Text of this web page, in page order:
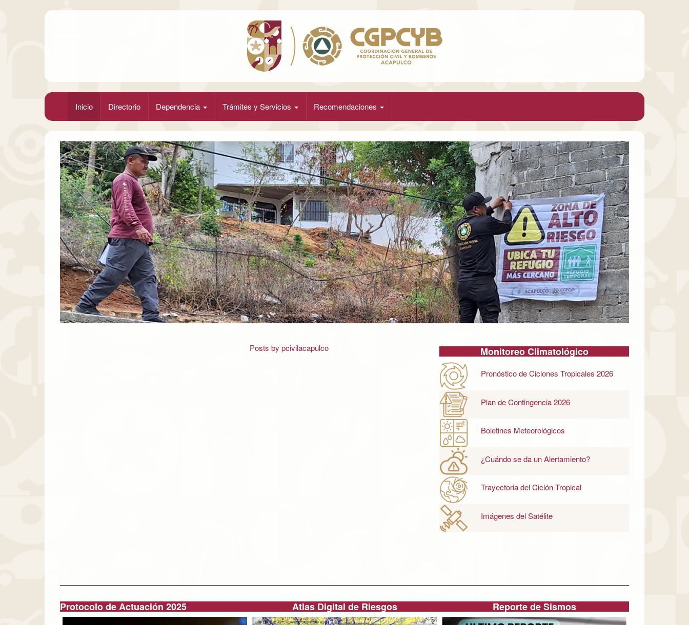
Inicio Directorio Dependencia Trámites y Servicios Recomendaciones
Posts by pcivilacapulco Monitoreo Climatológico
Pronóstico de Ciclones Tropicales 2026
Plan de Contingencia 2026
Boletines Meteorológicos
¿Cuándo se da un Alertamiento?
Trayectoria del Ciclón Tropical
Imágenes del Satélite
Protocolo de Actuación 2025 Atlas Digital de Riesgos Reporte de Sismos